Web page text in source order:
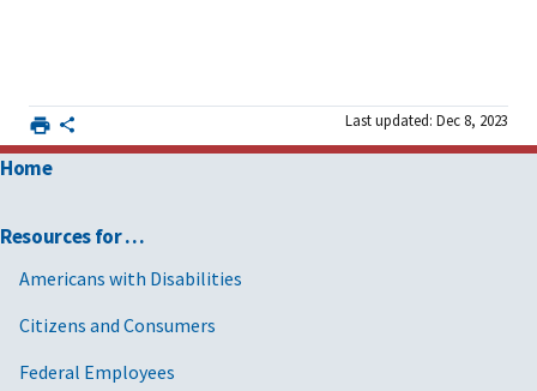
Last updated: Dec 8, 2023
Home
Resources for …
Americans with Disabilities
Citizens and Consumers
Federal Employees